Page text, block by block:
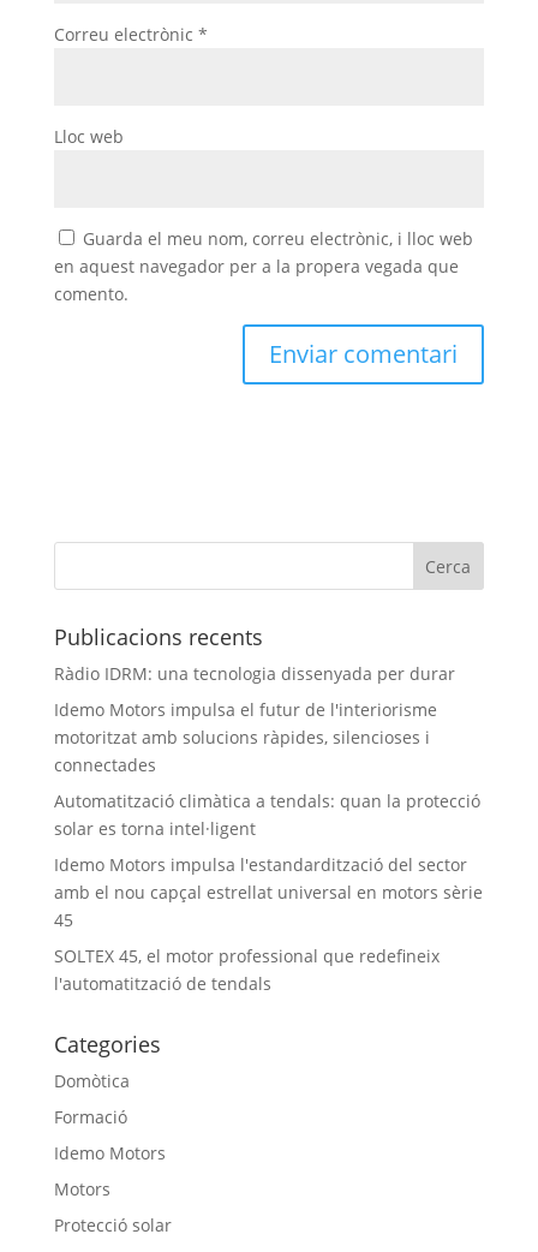
Correu electrònic *
Lloc web
Guarda el meu nom, correu electrònic, i lloc web
en aquest navegador per a la propera vegada que
comento.
Publicacions recents
Ràdio IDRM: una tecnologia dissenyada per durar
Idemo Motors impulsa el futur de l'interiorisme
motoritzat amb solucions ràpides, silencioses i
connectades
Automatització climàtica a tendals: quan la protecció
solar es torna intel·ligent
Idemo Motors impulsa l'estandardització del sector
amb el nou capçal estrellat universal en motors sèrie
45
SOLTEX 45, el motor professional que redefineix
l'automatització de tendals
Categories
Domòtica
Formació
Idemo Motors
Motors
Protecció solar